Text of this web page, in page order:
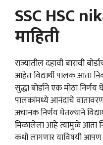
SSC HSC
माहिती
राज्यातील दहावी बारावी
आहेत विद्यार्थी पालक आता
सुद्धा बोर्डाने एक मोठा
पालकांमध्ये आनंदाचे
अचानक निर्णय घेतल्याने
मिळालेला आहे त्यामुळे आता
कधी लागणार याविषयी आपण